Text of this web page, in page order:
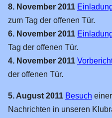
8. November 2011
zum Tag der offenen Tür.
6. November 2011
Tag der offenen Tür.
4. November 2011
der offenen Tür.
5. August 2011 Besuch
Nachrichten in unseren